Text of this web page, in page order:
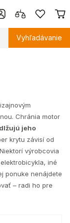
Vyhľadávanie
Chránia motor
jeho
krytu závisí od
výrobcovia
iné
ponuke nenájdete
– radi ho pre